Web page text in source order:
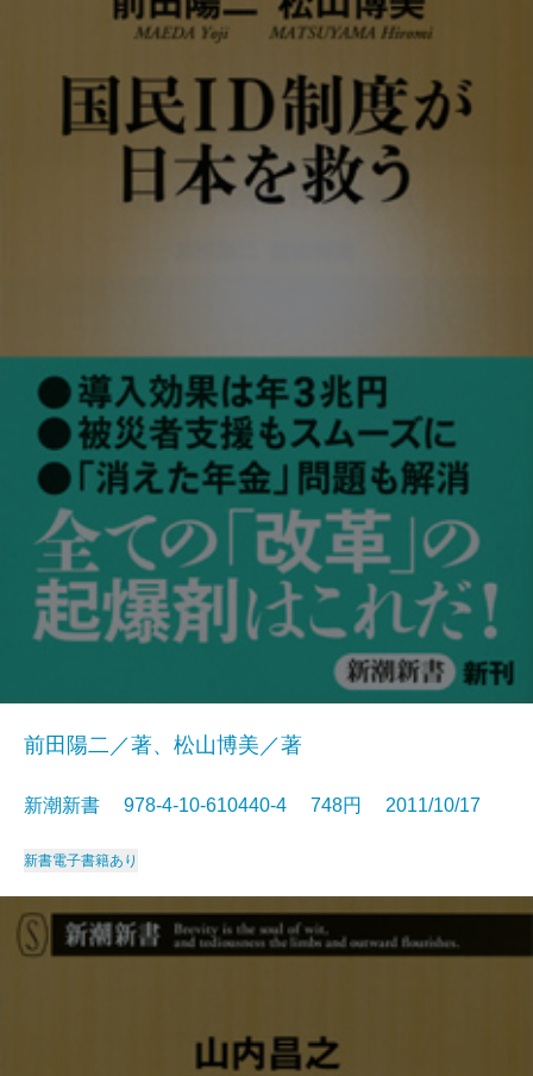
前田陽二／著、松山博美／著
新潮新書 978-4-10-610440-4 748円 2011/10/17
新書電子書籍あり